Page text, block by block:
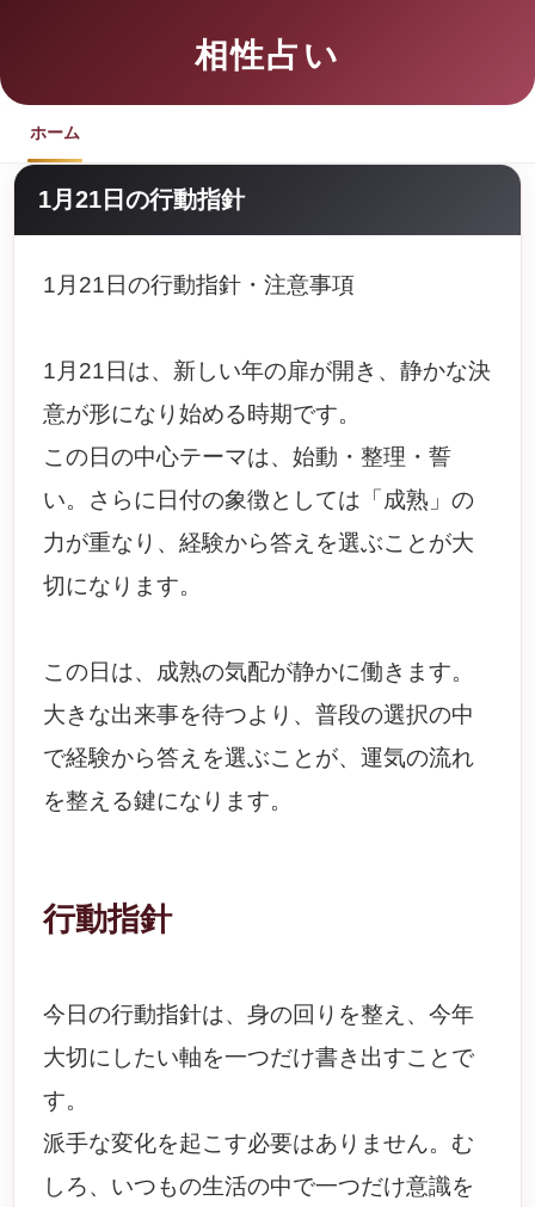
相性占い
ホーム
1月21日の行動指針
1月21日の行動指針・注意事項
1月21日は、新しい年の扉が開き、静かな決
意が形になり始める時期です。
この日の中心テーマは、始動・整理・誓
い。さらに日付の象徴としては「成熟」の
力が重なり、経験から答えを選ぶことが大
切になります。
この日は、成熟の気配が静かに働きます。
大きな出来事を待つより、普段の選択の中
で経験から答えを選ぶことが、運気の流れ
を整える鍵になります。
行動指針
今日の行動指針は、身の回りを整え、今年
大切にしたい軸を一つだけ書き出すことで
す。
派手な変化を起こす必要はありません。む
しろ、いつもの生活の中で一つだけ意識を